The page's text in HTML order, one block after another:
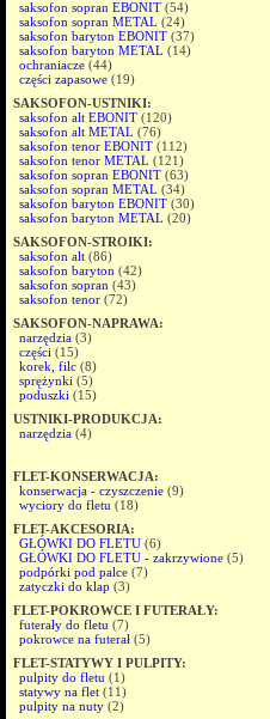
saksofon sopran EBONIT (54)
saksofon sopran METAL (24)
saksofon baryton EBONIT (37)
saksofon baryton METAL (14)
ochraniacze (44)
części zapasowe (19)
SAKSOFON-USTNIKI:
saksofon alt EBONIT (120)
saksofon alt METAL (76)
saksofon tenor EBONIT (112)
saksofon tenor METAL (121)
saksofon sopran EBONIT (63)
saksofon sopran METAL (34)
saksofon baryton EBONIT (30)
saksofon baryton METAL (20)
SAKSOFON-STROIKI:
saksofon alt (86)
saksofon baryton (42)
saksofon sopran (43)
saksofon tenor (72)
SAKSOFON-NAPRAWA:
narzędzia (3)
części (15)
korek, filc (8)
sprężynki (5)
poduszki (15)
USTNIKI-PRODUKCJA:
narzędzia (4)
FLET-KONSERWACJA:
konserwacja - czyszczenie (9)
wyciory do fletu (18)
FLET-AKCESORIA:
GŁÓWKI DO FLETU (6)
GŁÓWKI DO FLETU - zakrzywione (5)
podpórki pod palce (7)
zatyczki do klap (3)
FLET-POKROWCE I FUTERAŁY:
futerały do fletu (7)
pokrowce na futerał (5)
FLET-STATYWY I PULPITY:
pulpity do fletu (1)
statywy na flet (11)
pulpity na nuty (2)